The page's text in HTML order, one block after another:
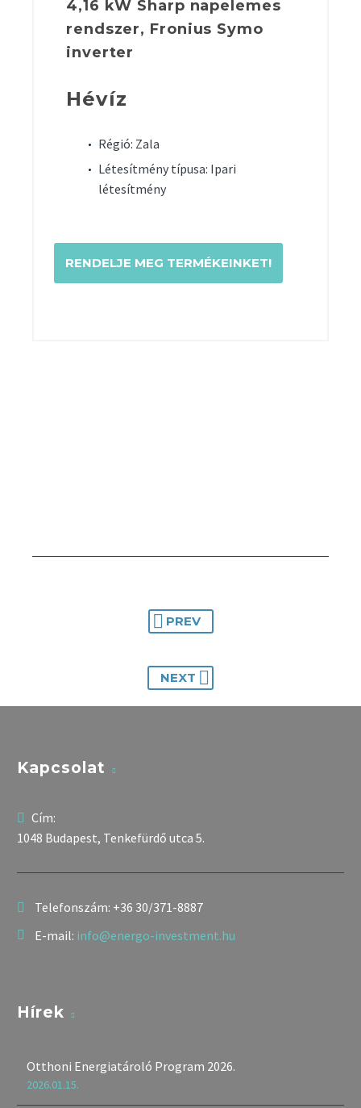
4,16 kW Sharp napelemes
rendszer, Fronius Symo
inverter
Hévíz
Régió: Zala
Létesítmény típusa: Ipari
létesítmény
RENDELJE MEG TERMÉKEINKET!
PREV
NEXT
Kapcsolat
Cím:
1048 Budapest, Tenkefürdő utca 5.
Telefonszám: +36 30/371-8887
E-mail: info@energo-investment.hu
Hírek
Otthoni Energiatároló Program 2026.
2026.01.15.